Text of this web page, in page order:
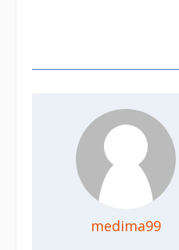
medima99